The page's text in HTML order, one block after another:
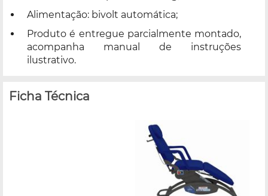
Alimentação: bivolt automática;
Produto é entregue parcialmente montado,
acompanha manual de instruções
ilustrativo.
Ficha Técnica